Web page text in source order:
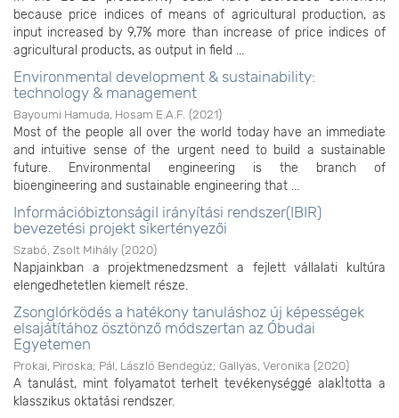
because price indices of means of agricultural production, as
input increased by 9,7% more than increase of price indices of
agricultural products, as output in field ...
Environmental development & sustainability:
technology & management
Bayoumi Hamuda, Hosam E.A.F. (2021)
Most of the people all over the world today have an immediate
and intuitive sense of the urgent need to build a sustainable
future. Environmental engineering is the branch of
bioengineering and sustainable engineering that ...
InformációbiztonságiI irányítási rendszer(IBIR)
bevezetési projekt sikertényezői
Szabó, Zsolt Mihály (2020)
Napjainkban a projektmenedzsment a fejlett vállalati kultúra
elengedhetetlen kiemelt része.
Zsonglórködés a hatékony tanuláshoz új képességek
elsajátítához ösztönző módszertan az Óbudai
Egyetemen
Prokai, Piroska; Pál, László Bendegúz; Gallyas, Veronika (2020)
A tanulást, mint folyamatot terhelt tevékenységgé alakÌtotta a
klasszikus oktatási rendszer.